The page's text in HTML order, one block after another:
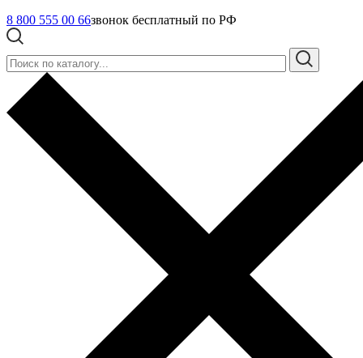
8 800 555 00 66звонок бесплатный по РФ